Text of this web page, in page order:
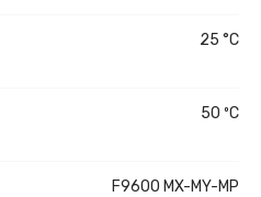
25 °C
50 ºС
F9600 MX-MY-MP